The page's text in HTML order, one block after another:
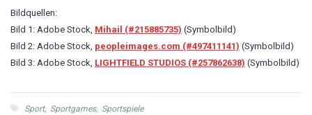
Bildquellen:
Bild 1: Adobe Stock, Mihail (#215885735) (Symbolbild)
Bild 2: Adobe Stock, peopleimages.com (#497411141) (Symbolbild)
Bild 3: Adobe Stock, LIGHTFIELD STUDIOS (#257862638) (Symbolbild)
Sport, Sportgames, Sportspiele